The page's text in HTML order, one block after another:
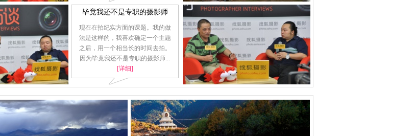
毕竟我还不是专职的摄影师
现在在拍纪实方面的课题。我的做
法是这样的，我喜欢确定一个主题
之后，用一个相当长的时间去拍。
因为毕竟我还不是专职的摄影师...
[详细]